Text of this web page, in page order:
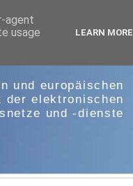
und europäischen
der elektronischen
und -dienste
agent
usage
LEARN MORE